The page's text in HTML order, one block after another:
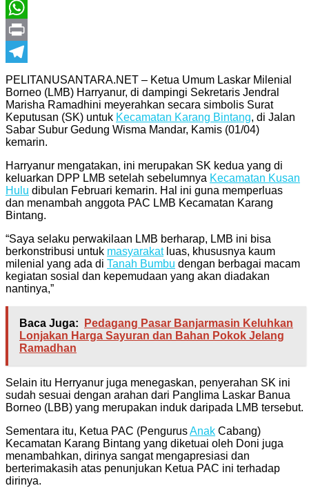
Twitter
WhatsApp
Print
Telegram
PELITANUSANTARA.NET – Ketua Umum Laskar Milenial
Borneo (LMB) Harryanur, di dampingi Sekretaris Jendral
Marisha Ramadhini meyerahkan secara simbolis Surat
Keputusan (SK) untuk Kecamatan Karang Bintang, di Jalan
Sabar Subur Gedung Wisma Mandar, Kamis (01/04)
kemarin.
Harryanur mengatakan, ini merupakan SK kedua yang di
keluarkan DPP LMB setelah sebelumnya Kecamatan Kusan
Hulu dibulan Februari kemarin. Hal ini guna memperluas
dan menambah anggota PAC LMB Kecamatan Karang
Bintang.
“Saya selaku perwakilaan LMB berharap, LMB ini bisa
berkonstribusi untuk masyarakatluas, khususnya kaum
milenial yang ada di Tanah Bumbu dengan berbagai macam
kegiatan sosial dan kepemudaan yang akan diadakan
nantinya,”
Baca Juga:
Pedagang Pasar Banjarmasin Keluhkan
Lonjakan Harga Sayuran dan Bahan Pokok Jelang
Ramadhan
Selain itu Herryanur juga menegaskan, penyerahan SK ini
sudah sesuai dengan arahan dari Panglima Laskar Banua
Borneo (LBB) yang merupakan induk daripada LMB tersebut.
Sementara itu, Ketua PAC (PengurusAnak Cabang)
Kecamatan Karang Bintang yang diketuai oleh Doni juga
menambahkan, dirinya sangat mengapresiasi dan
berterimakasih atas penunjukan Ketua PAC ini terhadap
dirinya.